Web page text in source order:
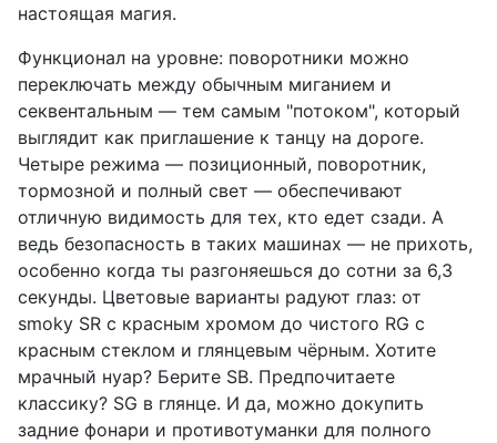
настоящая магия.
Функционал на уровне: поворотники можно
переключать между обычным миганием и
секвентальным — тем самым "потоком", который
выглядит как приглашение к танцу на дороге.
Четыре режима — позиционный, поворотник,
тормозной и полный свет — обеспечивают
отличную видимость для тех, кто едет сзади. А
ведь безопасность в таких машинах — не прихоть,
особенно когда ты разгоняешься до сотни за 6,3
секунды. Цветовые варианты радуют глаз: от
smoky SR с красным хромом до чистого RG с
красным стеклом и глянцевым чёрным. Хотите
мрачный нуар? Берите SB. Предпочитаете
классику? SG в глянце. И да, можно докупить
задние фонари и противотуманки для полного